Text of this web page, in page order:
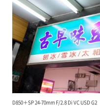
D850＋SP 24-70mm F/2.8 Di VC USD G2